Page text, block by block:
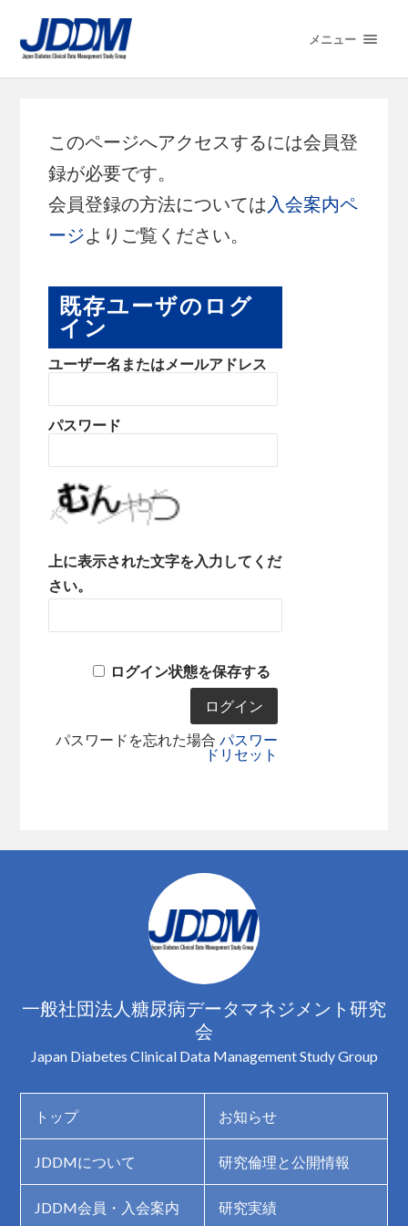
メニュー
このページへアクセスするには会員登
録が必要です。
会員登録の方法については 入会案内ペ
ージよりご覧ください。
既存ユーザのログ
イン
ユーザー名またはメールアドレス
パスワード
上に表示された文字を入力してくだ
さい。
ログイン状態を保存する
パスワードを忘れた場合 パスワー
ドリセット
一般社団法人糖尿病データマネジメント研究
会
Japan Diabetes Clinical Data Management Study Group
トップ お知らせ
JDDMについて 研究倫理と公開情報
JDDM会員・入会案内 研究実績